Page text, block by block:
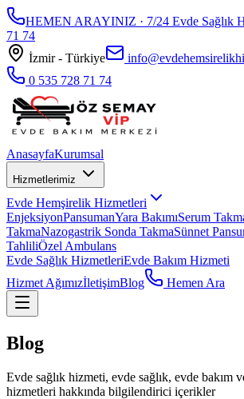
HEMEN ARAYINIZ · 7/24 Evde Sağlık
71 74
İzmir - Türkiye
0 535 728 71 74
AnasayfaKurumsal
Hizmetlerimiz
Evde Hemşirelik Hizmetleri
EnjeksiyonPansumanYara BakımıSerum
TakmaNazogastrik Sonda TakmaSünnet
TahliliÖzel Ambulans
Evde Sağlık HizmetleriEvde Bakım Hizmeti
Hizmet AğımızİletişimBlog Hemen Ara
Blog
Evde sağlık hizmeti, evde sağlık, evde bakım
hizmetleri hakkında bilgilendirici içerikler